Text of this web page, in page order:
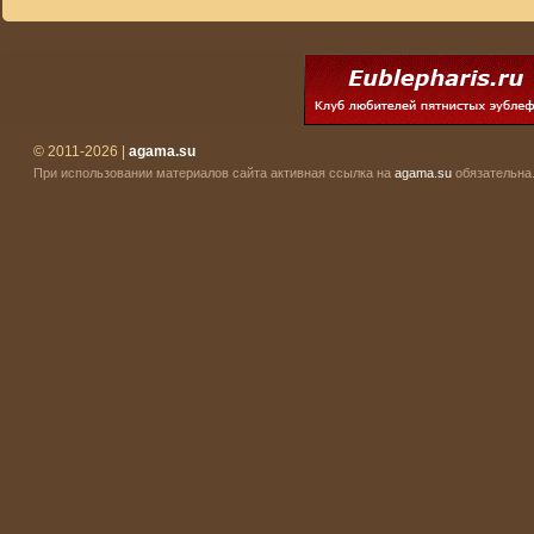
© 2011-2026 | agama.su
При использовании материалов сайта активная ссылка на agama.su обязательна.